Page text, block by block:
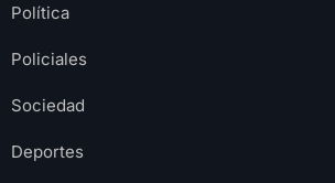
Política
Policiales
Sociedad
Deportes